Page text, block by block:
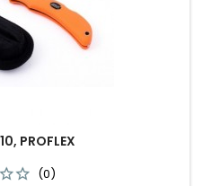
PROFLEX
(0)